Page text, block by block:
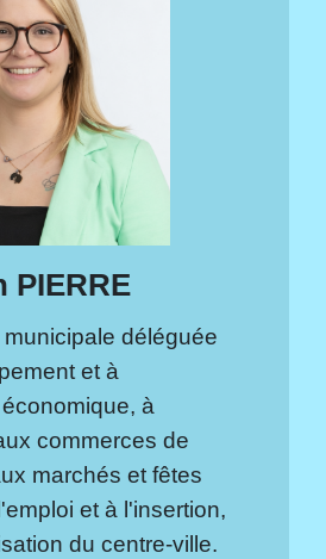
PIERRE
déléguée
et à
à
commerces de
marchés et fêtes
et à l'insertion,
du centre-ville.